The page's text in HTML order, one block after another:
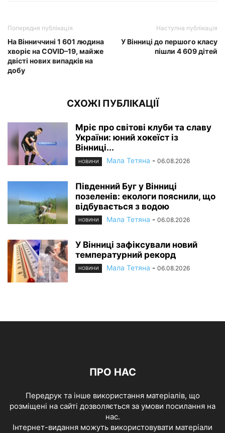
Попередня публікація
На Вінниччині 1 601 людина
хворіє на COVID–19, майже
двісті нових випадків на
добу
Наступна публікація
У Вінниці до першого класу
пішли 4 609 дітей
СХОЖІ ПУБЛІКАЦІЇ
Мріє про світові клуби та славу
України: юний хокеїст із
Вінниці...
НОВИНИ Мала Тетяна - 06.08.2026
Південний Буг у Вінниці
позеленів: екологи пояснили, що
відбувається з водою
НОВИНИ Мала Тетяна - 06.08.2026
У Вінниці зафіксували новий
температурний рекорд
НОВИНИ Мала Тетяна - 06.08.2026
ПРО НАС
Передрук та інше використання матеріалів, що
розміщені на сайті дозволяється за умови посилання на
нас.
Інтернет-видання можуть використовувати матеріали